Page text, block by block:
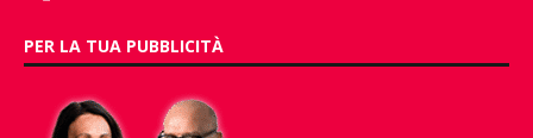
PER LA TUA PUBBLICITÀ